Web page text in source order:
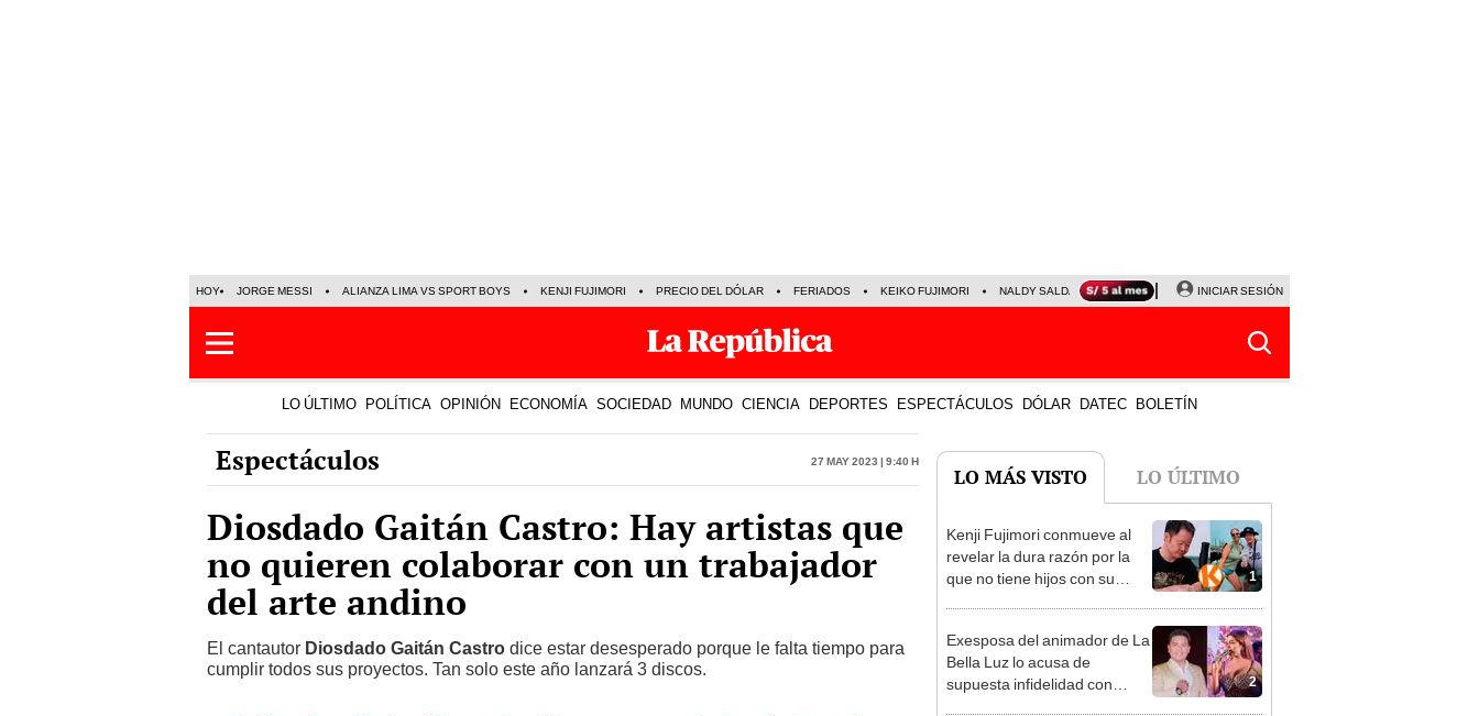
HOY JORGE MESSI ALIANZA LIMA VS SPORT BOYS KENJI FUJIMORI PRECIO DEL DÓLAR FERIADOS KEIKO FUJIMORI NALDY SALDAÑA JAVIER MILEI PARTIDOS DE HOY
INICIAR SESIÓN
LO ÚLTIMO POLÍTICA OPINIÓN ECONOMÍA SOCIEDAD MUNDO CIENCIA DEPORTES ESPECTÁCULOS DÓLAR DATEC BOLETÍN
Espectáculos 27 May 2023 | 9:40 h
Diosdado Gaitán Castro: Hay artistas que
no quieren colaborar con un trabajador
del arte andino
El cantautor Diosdado Gaitán Castro dice estar desesperado porque le falta tiempo para
cumplir todos sus proyectos. Tan solo este año lanzará 3 discos.
LO MÁS VISTO LO ÚLTIMO
1
Kenji Fujimori conmueve al
revelar la dura razón por la
que no tiene hijos con su
2
Exesposa del animador de La
Bella Luz lo acusa de
supuesta infidelidad con